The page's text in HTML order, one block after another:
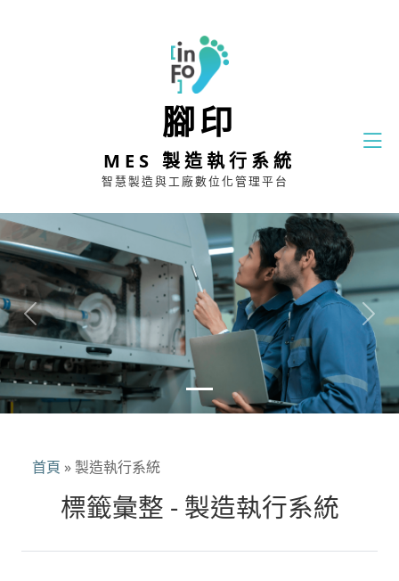
腳印
MES 製造執行系統
智慧製造與工廠數位化管理平台
Previous Next
首頁 »製造執行系統
標籤彙整 - 製造執行系統